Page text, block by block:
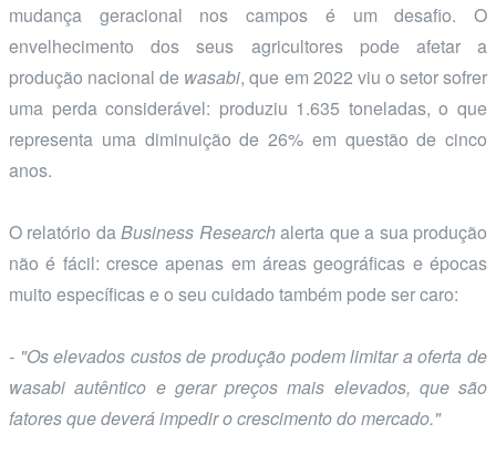
mudança geracional nos campos é um desafio. O
envelhecimento dos seus agricultores pode afetar a
produção nacional de wasabi, que em 2022 viu o setor sofrer
uma perda considerável: produziu 1.635 toneladas, o que
representa uma diminuição de 26% em questão de cinco
anos.
O relatório daBusiness Researchalerta que a sua produção
não é fácil: cresce apenas em áreas geográficas e épocas
muito específicas e o seu cuidado também pode ser caro:
- "Os elevados custos de produção podem limitar a oferta de
wasabi autêntico e gerar preços mais elevados, que são
fatores que deverá impedir o crescimento do mercado."